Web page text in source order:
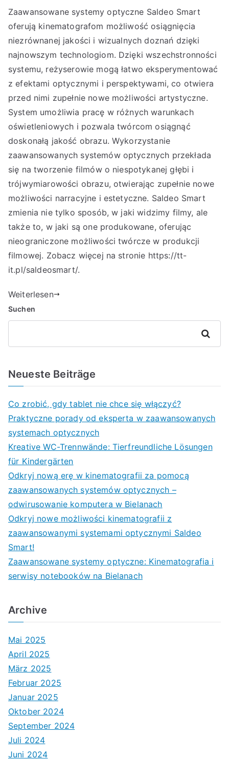
Zaawansowane systemy optyczne Saldeo Smart
oferują kinematografom możliwość osiągnięcia
niezrównanej jakości i wizualnych doznań dzięki
najnowszym technologiom. Dzięki wszechstronności
systemu, reżyserowie mogą łatwo eksperymentować
z efektami optycznymi i perspektywami, co otwiera
przed nimi zupełnie nowe możliwości artystyczne.
System umożliwia pracę w różnych warunkach
oświetleniowych i pozwala twórcom osiągnąć
doskonałą jakość obrazu. Wykorzystanie
zaawansowanych systemów optycznych przekłada
się na tworzenie filmów o niespotykanej głębi i
trójwymiarowości obrazu, otwierając zupełnie nowe
możliwości narracyjne i estetyczne. Saldeo Smart
zmienia nie tylko sposób, w jaki widzimy filmy, ale
także to, w jaki są one produkowane, oferując
nieograniczone możliwości twórcze w produkcji
filmowej. Zobacz więcej na stronie https://tt-
it.pl/saldeosmart/.
Weiterlesen
Suchen
Suchen
Neueste Beiträge
Co zrobić, gdy tablet nie chce się włączyć?
Praktyczne porady od eksperta w zaawansowanych
systemach optycznych
Kreative WC-Trennwände: Tierfreundliche Lösungen
für Kindergärten
Odkryj nową erę w kinematografii za pomocą
zaawansowanych systemów optycznych –
odwirusowanie komputera w Bielanach
Odkryj nowe możliwości kinematografii z
zaawansowanymi systemami optycznymi Saldeo
Smart!
Zaawansowane systemy optyczne: Kinematografia i
serwisy notebooków na Bielanach
Archive
Mai 2025
April 2025
März 2025
Februar 2025
Januar 2025
Oktober 2024
September 2024
Juli 2024
Juni 2024